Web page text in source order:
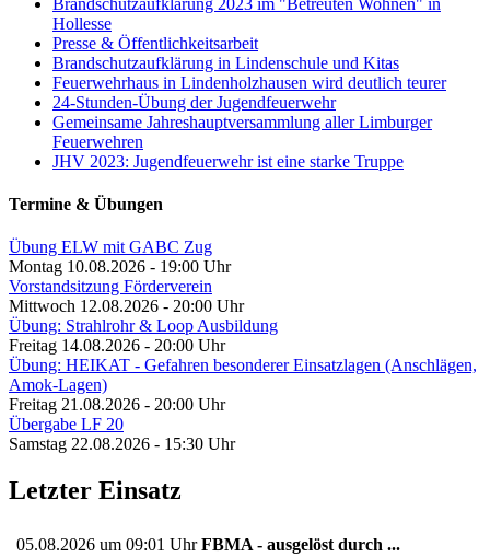
Hollesse
Presse & Öffentlichkeitsarbeit
Brandschutzaufklärung in Lindenschule und Kitas
Feuerwehrhaus in Lindenholzhausen wird deutlich teurer
24-Stunden-Übung der Jugendfeuerwehr
Gemeinsame Jahreshauptversammlung aller Limburger
Feuerwehren
JHV 2023: Jugendfeuerwehr ist eine starke Truppe
Termine & Übungen
Übung ELW mit GABC Zug
Montag 10.08.2026 - 19:00 Uhr
Vorstandsitzung Förderverein
Mittwoch 12.08.2026 - 20:00 Uhr
Übung: Strahlrohr & Loop Ausbildung
Freitag 14.08.2026 - 20:00 Uhr
Übung: HEIKAT - Gefahren besonderer Einsatzlagen (Anschlägen,
Amok-Lagen)
Freitag 21.08.2026 - 20:00 Uhr
Übergabe LF 20
Samstag 22.08.2026 - 15:30 Uhr
Letzter Einsatz
05.08.2026 um 09:01 UhrFBMA - ausgelöst durch ...